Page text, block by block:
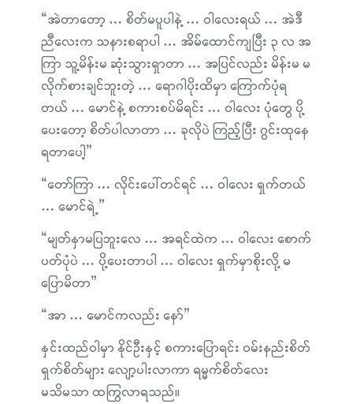
“အဲတာတော့ … စိတ်မပူပါနဲ့ … ဝါလေးရယ် … အဲဒီ
ညီလေးက သနားစရာပါ … အိမ်ထောင်ကျပြီး ၃ လ အ
ကြာ သူ့မိန်းမ ဆုံးသွားရှာတာ … အပြင်လည်း မိန်းမ မ
လိုက်စားချင်ဘူးတဲ့ … ရောဂါပိုးထိမှာ ကြောက်ပုံရ
တယ် … မောင်နဲ့ စကားစပ်မိရင်း … ဝါလေး ပုံတွေ ပို့
ပေးတော့ စိတ်ပါလာတာ … ခုလိုပဲ ကြည့်ပြီး ဂွင်းထုနေ
ရတာပေါ့”
“တော်ကြာ … လိုင်းပေါ်တင်ရင် … ဝါလေး ရှက်တယ်
… မောင်ရဲ့”
“မျတ်နှာမပြဘူးလေ … အရင်ထဲက … ဝါလေး စောက်
ပတ်ပုံပဲ … ပို့ပေးတာပါ … ဝါလေး ရှက်မှာစိုးလို့ မ
ပြောမိတာ”
“အာ … မောင်ကလည်း နော်”
နှင်းထည်ဝါမှာ နိုင်ဦးနှင့် စကားပြောရင်း ဝမ်းနည်းစိတ်
ရှက်စိတ်များ လျော့ပါးလာကာ ရမ္မက်စိတ်လေး
မသိမသာ ထကြွလာရသည်။